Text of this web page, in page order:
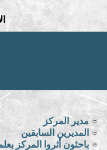
مدير المركز
المديرين السابقين
باحثون أثروا المركز